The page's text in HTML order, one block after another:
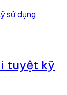
tuyệt kỹ